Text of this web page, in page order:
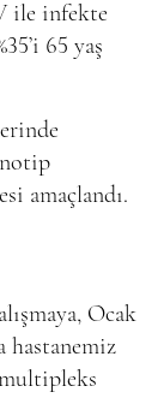
ile infekte
65 yaş
amaçlandı.
Ocak
hastanemiz